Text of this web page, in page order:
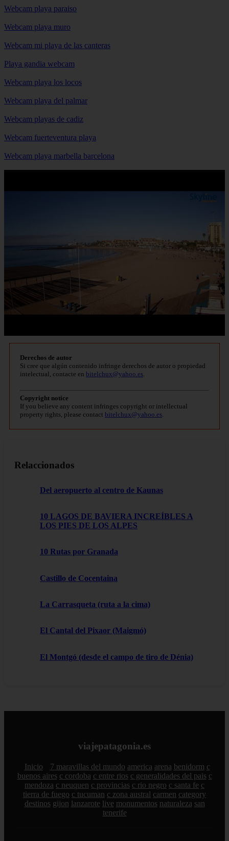
Webcam playa paraiso
Webcam playa muro
Webcam mi playa de las canteras
Playa gandia webcam
Webcam playa los locos
Webcam playa del palmar
Webcam playas de cadiz
Webcam fuerteventura playa
Webcam playa marbella barcelona
Derechos de autor
Si cree que algún contenido infringe derechos de autor o propiedad
intelectual, contacte en bitelchux@yahoo.es.
Copyright notice
If you believe any content infringes copyright or intellectual
property rights, please contact bitelchux@yahoo.es.
Relaccionados
Del aeropuerto al centro de Kaunas
10 LAGOS DE BAVIERA INCREÍBLES A
LOS PIES DE LOS ALPES
10 Rutas por Granada
Castillo de Cocentaina
La Carrasqueta (ruta a la cima)
El Cantal del Pixaor (Maigmó)
El Montgó (desde el campo de tiro de Dénia)
viajepatagonia.es
Inicio 7 maravillas del mundo america arena benidorm c
buenos aires c cordoba c entre rios c generalidades del pais c
mendoza c neuquen c provincias c rio negro c santa fe c
tierra de fuego c tucuman c zona austral carmen category
destinos gijon lanzarote live monumentos naturaleza san
tenerife